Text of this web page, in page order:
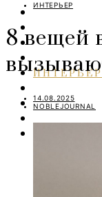
ГЛАВНАЯ
СОБЫТИЯ
БИЗНЕС
ПЕРСОНЫ
ИНТЕРЬЕР
IT
ИНТЕРЬЕР
8 вещей
14.08.2025
NOBLEJOURNAL